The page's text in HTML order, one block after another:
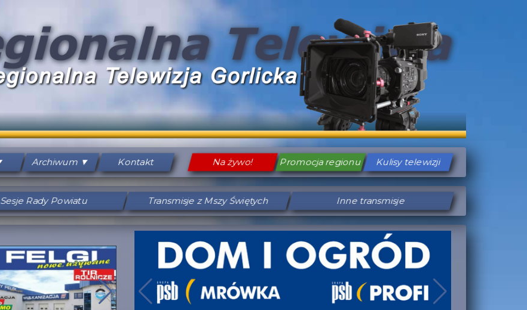
Archiwum Kontakt Na żywo! Promocja regionu Kulisy telewizji
Sesje Rady Powiatu Transmisje z Mszy Świętych Inne transmisje